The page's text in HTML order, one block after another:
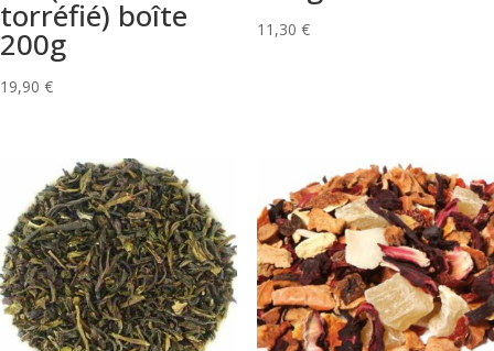
torréfié) boîte
200g
19,90 €
11,30 €